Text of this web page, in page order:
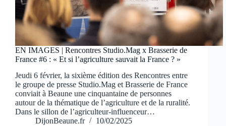
EN IMAGES | Rencontres Studio.Mag x Brasserie de
France #6 : « Et si l’agriculture sauvait la France ? »
Jeudi 6 février, la sixième édition des Rencontres entre
le groupe de presse Studio.Mag et Brasserie de France
conviait à Beaune une cinquantaine de personnes
autour de la thématique de l’agriculture et de la ruralité.
Dans le sillon de l’agriculteur-influenceur…
DijonBeaune.fr
10/02/2025